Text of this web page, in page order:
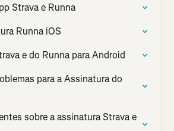
Strava e Runna
Runna iOS
e do Runna para Android
para a Assinatura do
sobre a assinatura Strava e